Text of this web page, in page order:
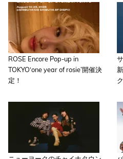
ROSE Encore Pop-up in
TOKYO‘one year of rosie’開催決
定！